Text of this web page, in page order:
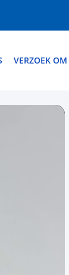
VERZOEK